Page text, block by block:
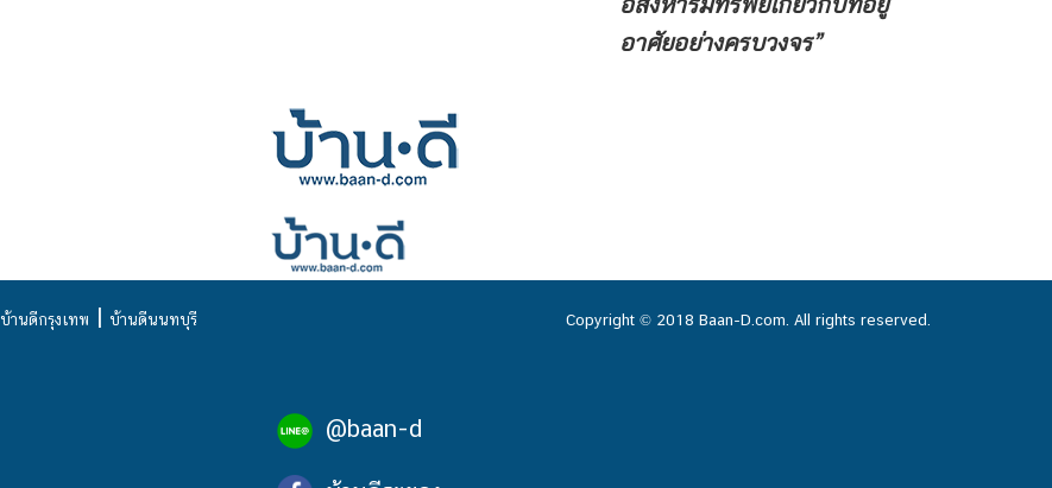
อาศัยอย่างครบวงจร”
บ้านดีกรุงเทพ | บ้านดีนนทบุรี Copyright © 2018 Baan-D.com. All rights reserved.
@baan-d